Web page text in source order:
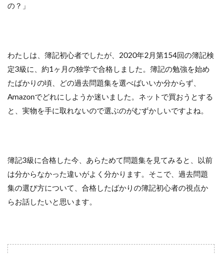
の？」
わたしは、簿記初心者でしたが、2020年2月第154回の簿記検
定3級に、約1ヶ月の独学で合格しました。簿記の勉強を始め
たばかりの頃、どの過去問題集を選べばいいか分からず、
Amazonでどれにしようか迷いました。ネットで買おうとする
と、実物を手に取れないので選ぶのがむずかしいですよね。
簿記3級に合格した今、あらためて問題集を見てみると、以前
は分からなかった違いがよく分かります。そこで、過去問題
集の選び方について、合格したばかりの簿記初心者の視点か
らお話したいと思います。